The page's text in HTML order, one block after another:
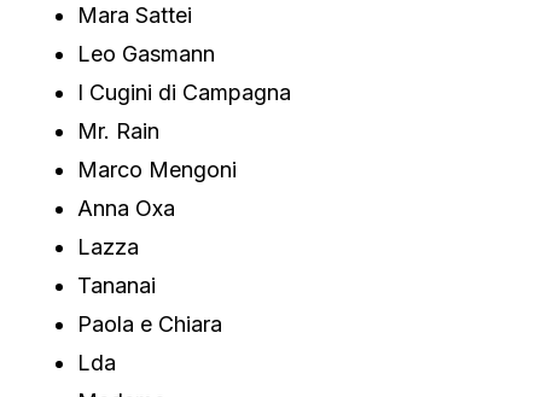
Mara Sattei
Leo Gasmann
I Cugini di Campagna
Mr. Rain
Marco Mengoni
Anna Oxa
Lazza
Tananai
Paola e Chiara
Lda